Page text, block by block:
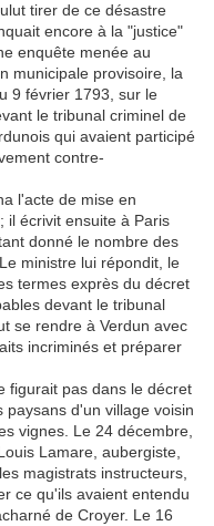
tirer de ce désastre
encore à la "justice"
enquête menée au
municipale provisoire, la
9 février 1793, sur le
le tribunal criminel de
qui avaient participé
contre-
l'acte de mise en
il écrivit ensuite à Paris
donné le nombre des
ministre lui répondit, le
termes exprès du décret
devant le tribunal
se rendre à Verdun avec
incriminés et préparer
figurait pas dans le décret
d'un village voisin
vignes. Le 24 décembre,
Lamare, aubergiste,
magistrats instructeurs,
ce qu'ils avaient entendu
de Croyer. Le 16